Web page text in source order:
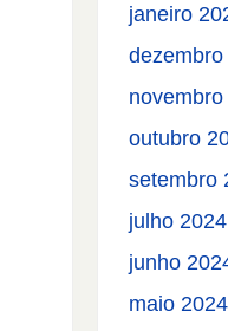
janeiro
outubro
setembro
julho 2024
junho
maio 2024